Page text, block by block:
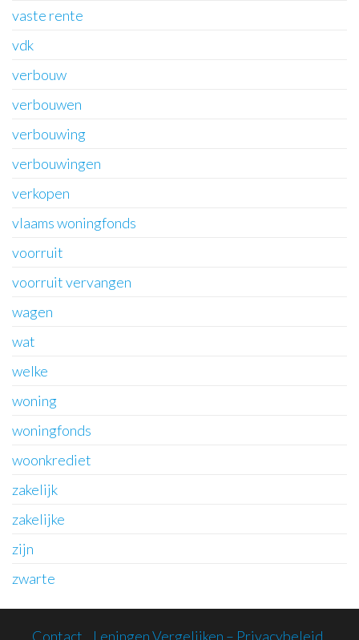
vaste rente
vdk
verbouw
verbouwen
verbouwing
verbouwingen
verkopen
vlaams woningfonds
voorruit
voorruit vervangen
wagen
wat
welke
woning
woningfonds
woonkrediet
zakelijk
zakelijke
zijn
zwarte
Contact Leningen Vergelijken – Privacybeleid